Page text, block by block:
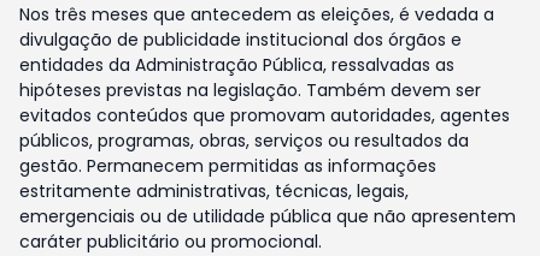
Nos três meses que antecedem as eleições, é vedada a
divulgação de publicidade institucional dos órgãos e
entidades da Administração Pública, ressalvadas as
hipóteses previstas na legislação. Também devem ser
evitados conteúdos que promovam autoridades, agentes
públicos, programas, obras, serviços ou resultados da
gestão. Permanecem permitidas as informações
estritamente administrativas, técnicas, legais,
emergenciais ou de utilidade pública que não apresentem
caráter publicitário ou promocional.